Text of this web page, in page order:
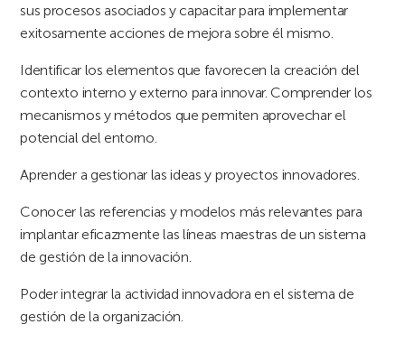
sus procesos asociados y capacitar para implementar
exitosamente acciones de mejora sobre él mismo.
Identificar los elementos que favorecen la creación del
contexto interno y externo para innovar. Comprender los
mecanismos y métodos que permiten aprovechar el
potencial del entorno.
Aprender a gestionar las ideas y proyectos innovadores.
Conocer las referencias y modelos más relevantes para
implantar eficazmente las líneas maestras de un sistema
de gestión de la innovación.
Poder integrar la actividad innovadora en el sistema de
gestión de la organización.